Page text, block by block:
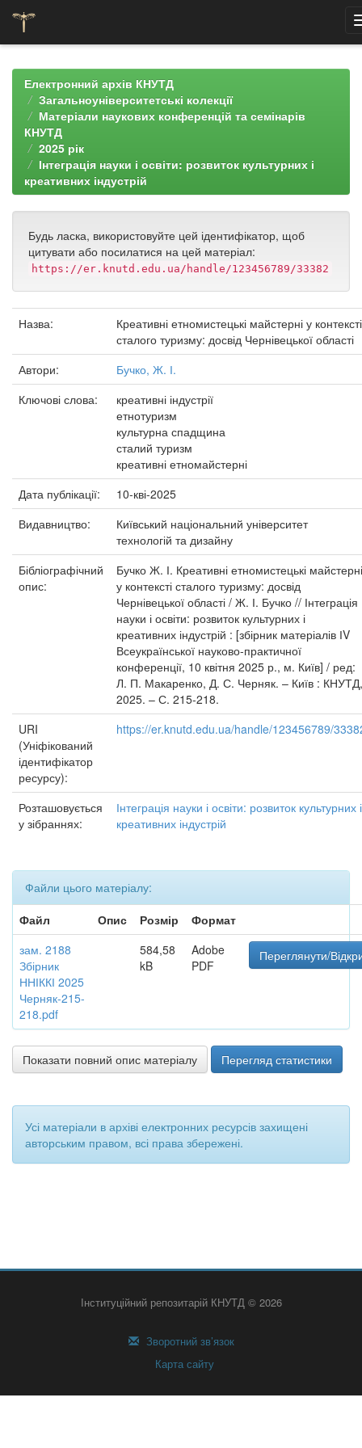
navigationЕлектронний архів КНУТД
Загальноуніверситетські колекції
Матеріали наукових конференцій та семінарів
КНУТД
2025 рік
Інтеграція науки і освіти: розвиток культурних і
креативних індустрій
Будь ласка, використовуйте цей ідентифікатор, щоб
цитувати або посилатися на цей матеріал:
https://er.knutd.edu.ua/handle/123456789/33382
Назва:
Креативні етномистецькі майстерні у контексті
сталого туризму: досвід Чернівецької області
Автори:
Бучко, Ж. І.
Ключові слова:
креативні індустрії
етнотуризм
культурна спадщина
сталий туризм
креативні етномайстерні
Дата публікації:
10-кві-2025
Видавництво:
Київський національний університет
технологій та дизайну
Бібліографічний
опис:
Бучко Ж. І. Креативні етномистецькі майстерні
у контексті сталого туризму: досвід
Чернівецької області / Ж. І. Бучко // Інтеграція
науки і освіти: розвиток культурних і
креативних індустрій : [збірник матеріалів ІV
Всеукраїнської науково-практичної
конференції, 10 квітня 2025 р., м. Київ] / ред:
Л. П. Макаренко, Д. С. Черняк. – Київ : КНУТД,
2025. – С. 215-218.
URI
(Уніфікований
ідентифікатор
ресурсу):
https://er.knutd.edu.ua/handle/123456789/
Розташовується
у зібраннях:
Інтеграція науки і освіти: розвиток культурних і
креативних індустрій
Файли цього матеріалу:
Файл
Опис Розмір
Формат
зам. 2188
Збірник
ННІККІ 2025
Черняк-215-
218.pdf
584,58
kB
Adobe
PDF
Переглянути/
Показати повний опис матеріалу Перегляд статистики
Усі матеріали в архіві електронних ресурсів захищені
авторським правом, всі права збережені.
Інституційний репозитарій КНУТД © 2026
Зворотний зв’язок
Карта сайту